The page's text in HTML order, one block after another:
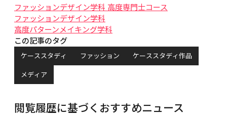
ファッションデザイン学科 高度専門士コース
ファッションデザイン学科
高度パターンメイキング学科
この記事のタグ
ケーススタディ ファッション
ケーススタディ作品
メディア
閲覧履歴に基づくおすすめニュース